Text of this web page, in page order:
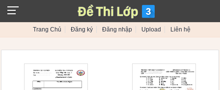
Trang Chủ Đăng ký Đăng nhập Upload Liên hệ